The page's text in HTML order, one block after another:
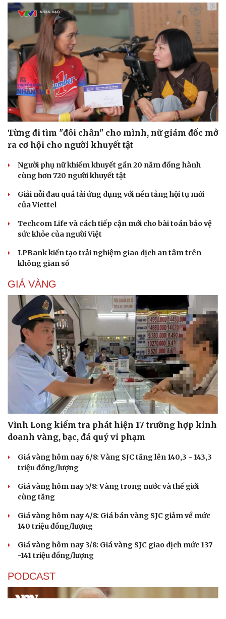
Từng đi tìm "đôi chân" cho mình, nữ giám đốc mở
ra cơ hội cho người khuyết tật
Người phụ nữ khiếm khuyết gần 20 năm đồng hành
cùng hơn 720 người khuyết tật
Giải nỗi đau quá tải ứng dụng với nền tảng hội tụ mới
của Viettel
Techcom Life và cách tiếp cận mới cho bài toán bảo vệ
sức khỏe của người Việt
LPBank kiến tạo trải nghiệm giao dịch an tâm trên
không gian số
GIÁ VÀNG
Vĩnh Long kiểm tra phát hiện 17 trường hợp kinh
doanh vàng, bạc, đá quý vi phạm
Giá vàng hôm nay 6/8: Vàng SJC tăng lên 140,3 - 143,3
triệu đồng/lượng
Giá vàng hôm nay 5/8: Vàng trong nước và thế giới
cùng tăng
Giá vàng hôm nay 4/8: Giá bán vàng SJC giảm về mức
140 triệu đồng/lượng
Giá vàng hôm nay 3/8: Giá vàng SJC giao dịch mức 137
-141 triệu đồng/lượng
PODCAST